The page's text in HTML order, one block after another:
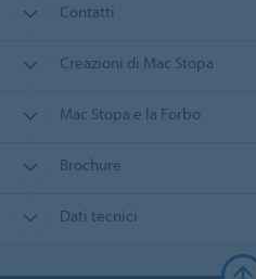
Contatti
Creazioni di Mac Stopa
Mac Stopa e la Forbo
Brochure
Dati tecnici